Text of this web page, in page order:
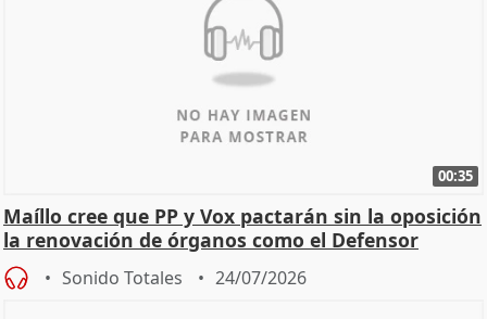
00:35
Maíllo cree que PP y Vox pactarán sin la oposición
la renovación de órganos como el Defensor
Sonido Totales 24/07/2026